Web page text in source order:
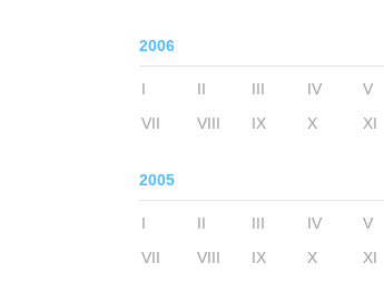
2006
I II III IV V
VII
VIII IX X XI
2005
I II III IV V
VII
VIII IX X XI